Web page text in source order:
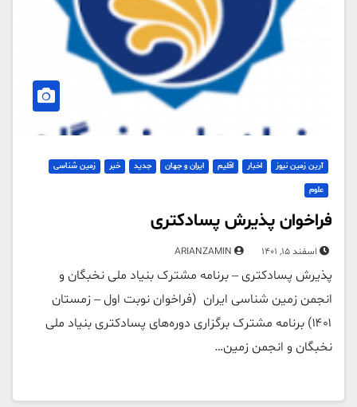
آرین زمین نیوز اخبار اقلیم ایران و جهان جدید خبر زمین شناسی
علوم
فراخوان پذیرش پسادکتری
اسفند 15, 1401
پذیرش پسادکتری – برنامه مشترک بنیاد ملی نخبگان و
انجمن زمین شناسی ایران (فراخوان نوبت اول – زمستان
۱۴۰۱) برنامه مشترک برگزاری دوره‌های پسادکتری بنیاد ملی
نخبگان و انجمن زمین…